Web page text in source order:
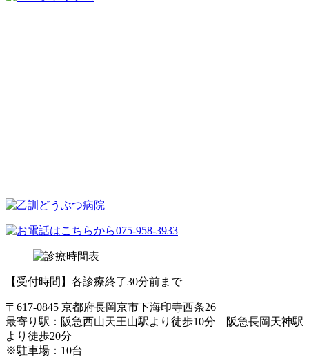
【受付時間】各診療終了30分前まで
〒617-0845 京都府長岡京市下海印寺西条26
最寄り駅：阪急西山天王山駅より徒歩10分 阪急長岡天神駅
より徒歩20分
※駐車場：10台